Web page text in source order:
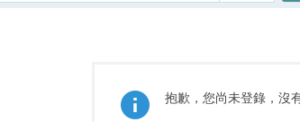
抱歉，您尚未登錄，沒